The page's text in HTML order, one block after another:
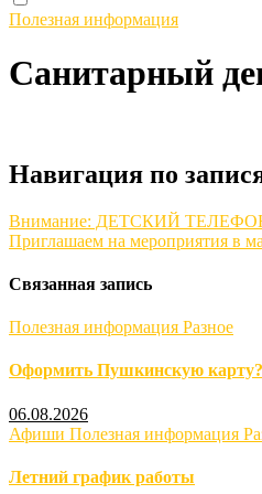
Полезная информация
Санитарный
Навигация по
Внимание: ДЕТСКИЙ
Приглашаем на мероприятия в
Связанная запись
Полезная информация Разное
Оформить Пушкинскую
06.08.2026
Афиши Полезная информация
Летний график работы